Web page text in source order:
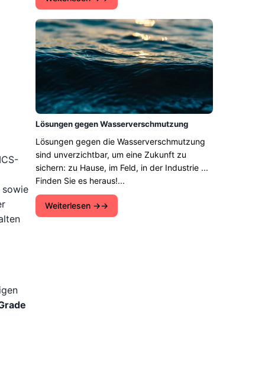
sowie
Lösungen gegen Wasserverschmutzung
Lösungen gegen die Wasserverschmutzung
sind unverzichtbar, um eine Zukunft zu
sichern: zu Hause, im Feld, in der Industrie ...
Finden Sie es heraus!...
Weiterlesen →